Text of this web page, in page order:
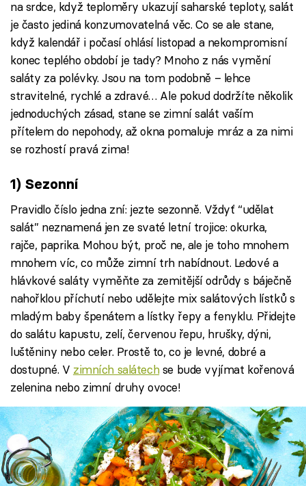
na srdce, když teploměry ukazují saharské teploty, salát
je často jediná konzumovatelná věc. Co se ale stane,
když kalendář i počasí ohlásí listopad a nekompromisní
konec teplého období je tady? Mnoho z nás vymění
saláty za polévky. Jsou na tom podobně – lehce
stravitelné, rychlé a zdravé… Ale pokud dodržíte několik
jednoduchých zásad, stane se zimní salát vaším
přítelem do nepohody, až okna pomaluje mráz a za nimi
se rozhostí pravá zima!
1) Sezonní
Pravidlo číslo jedna zní: jezte sezonně. Vždyť “udělat
salát” neznamená jen ze svaté letní trojice: okurka,
rajče, paprika. Mohou být, proč ne, ale je toho mnohem
mnohem víc, co může zimní trh nabídnout. Ledové a
hlávkové saláty vyměňte za zemitější odrůdy s báječně
nahořklou příchutí nebo udělejte mix salátových lístků s
mladým baby špenátem a lístky řepy a fenyklu. Přidejte
do salátu kapustu, zelí, červenou řepu, hrušky, dýni,
luštěniny nebo celer. Prostě to, co je levné, dobré a
dostupné. V zimních salátechse bude vyjímat kořenová
zelenina nebo zimní druhy ovoce!